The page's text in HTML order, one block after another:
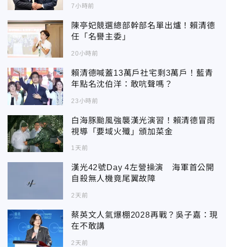
7小時前
陳亭妃競選總部幹部名單出爐！賴清德
任「名譽主委」
20小時前
賴清德喊蓋13萬戶社宅剩3萬戶！藍青
年點名沈伯洋：敢吭聲嗎？
23小時前
白海豚颱風強襲漢光演習！賴清德冒雨
視導「要域火殲」頒加菜金
1天前
漢光42號Day 4左營操演 海軍首公開
自殺無人機竟尾翼故障
2天前
蔡英文人氣爆棚2028再戰？吳子嘉：現
在不敢講
2天前